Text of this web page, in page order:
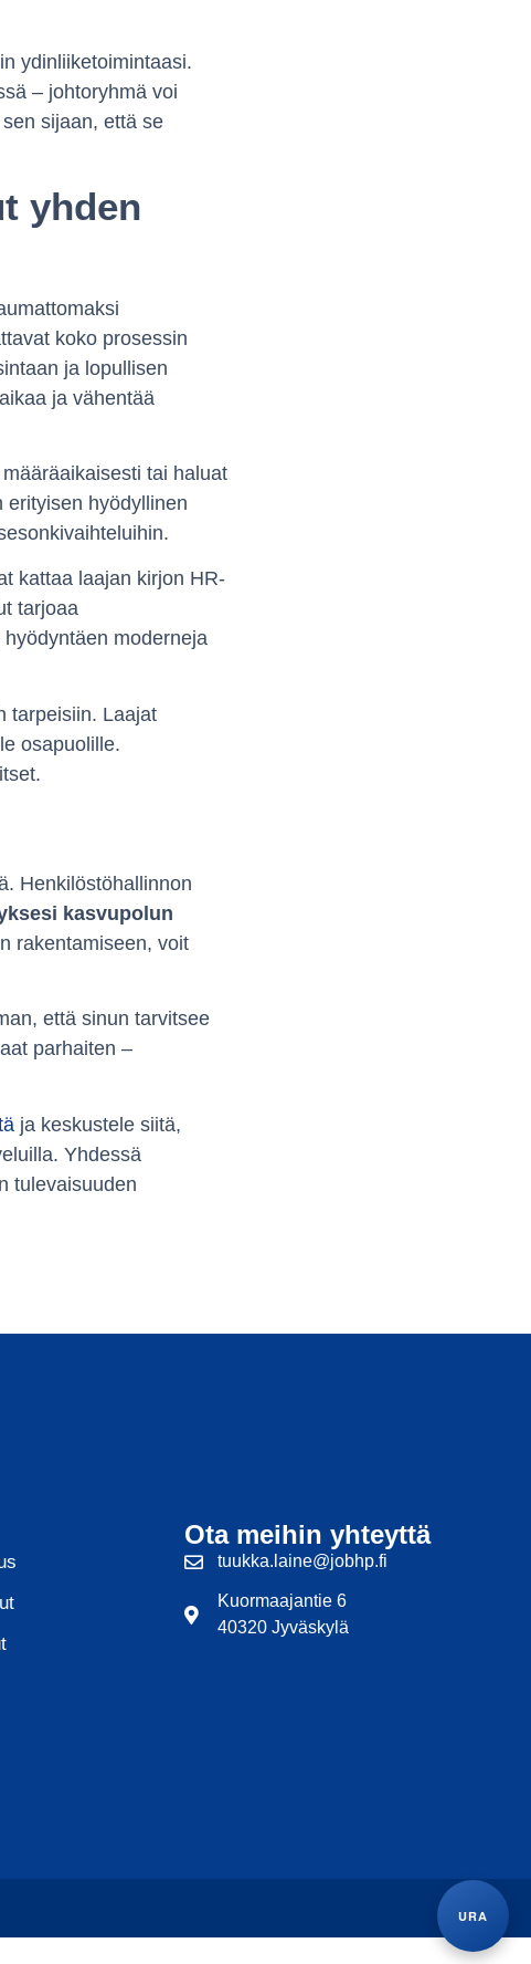
ydinliiketoimintaasi.
– johtoryhmä voi
sijaan, että se
yhden
koko prosessin
ja lopullisen
ja vähentää
tai haluat
erityisen hyödyllinen
kattaa laajan kirjon HR-
tarjoaa
moderneja
tarpeisiin. Laajat
osapuolille.
Henkilöstöhallinnon
kasvupolun
rakentamiseen, voit
että sinun tarvitsee
parhaiten –
ja keskustele siitä,
Yhdessä
tulevaisuuden
Ota meihin yhteyttä
tuukka.laine@jobhp.fi
Kuormaajantie 6
40320 Jyväskylä
URA